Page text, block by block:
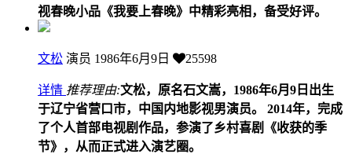
视春晚小品《我要上春晚》中精彩亮相，备受好评。
文松 演员 1986年6月9日 25598
详情 推荐理由:文松，原名石文嵩，1986年6月9日出生
于辽宁省营口市，中国内地影视男演员。 2014年，完成
了个人首部电视剧作品，参演了乡村喜剧《收获的季
节》，从而正式进入演艺圈。